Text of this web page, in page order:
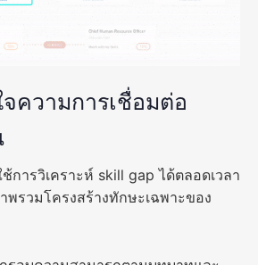
ความการเชื่อมต่อ
ช้การวิเคราะห์ skill gap ได้ตลอดเวลา
พรวมโครงสร้างทักษะเฉพาะของ